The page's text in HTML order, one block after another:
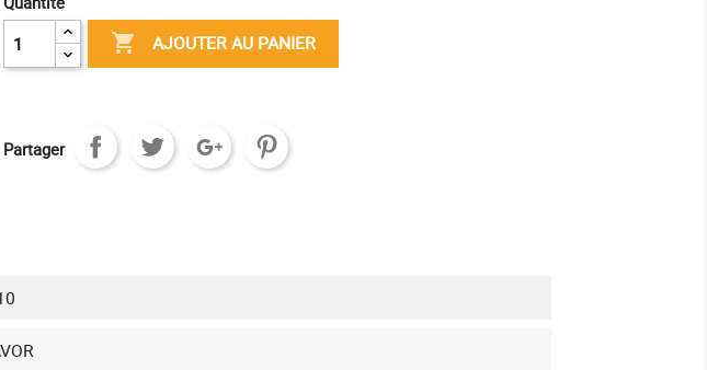
 AJOUTER AU PANIER
Partager